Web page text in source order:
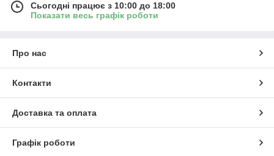
Сьогодні працює з 10:00 до 18:00
Показати весь графік роботи
Про нас
Контакти
Доставка та оплата
Графік роботи